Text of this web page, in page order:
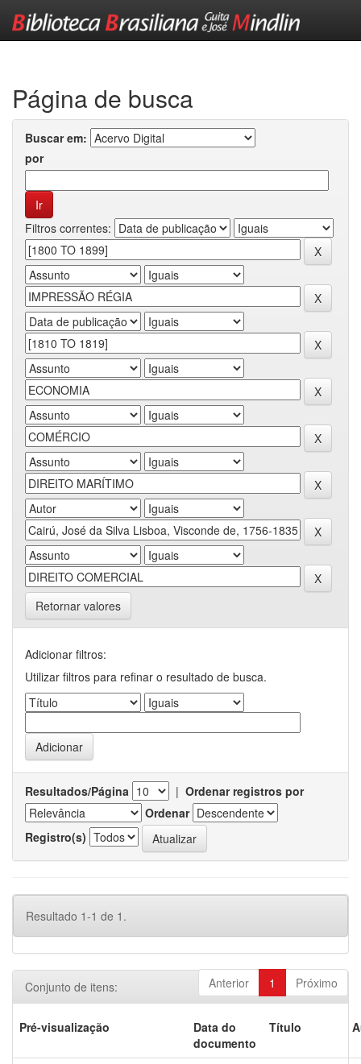
Página de busca
Buscar em:
por
Filtros correntes:
Retornar valores
Adicionar filtros:
Utilizar filtros para refinar o resultado de busca.
Resultados/Página | Ordenar registros por
Ordenar
Registro(s)
Resultado 1-1 de 1.
Anterior 1 Próximo
Conjunto de itens:
Pré-visualização
Data do
documento
Título